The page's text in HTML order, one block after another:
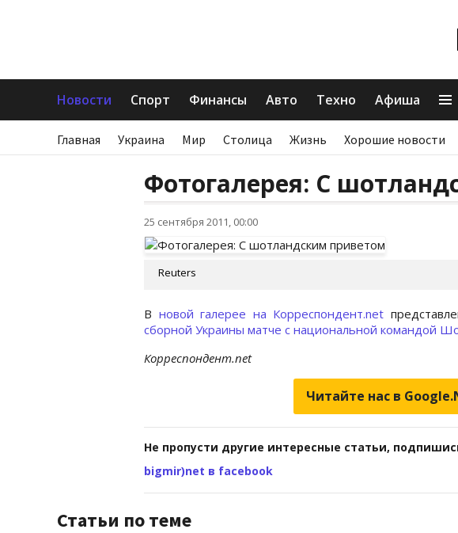
Новости Спорт Финансы Авто Техно Афиша
Главная Украина Мир Столица Жизнь Хорошие новости
Фотогалерея: С
25 сентября 2011, 00:00
Reuters
В новой галерее на Корреспондент.net
сборной Украины матче с национальной командой
Корреспондент.net
Читайте нас в
Не пропусти другие интересные статьи,
bigmir)net в facebook
Статьи по теме